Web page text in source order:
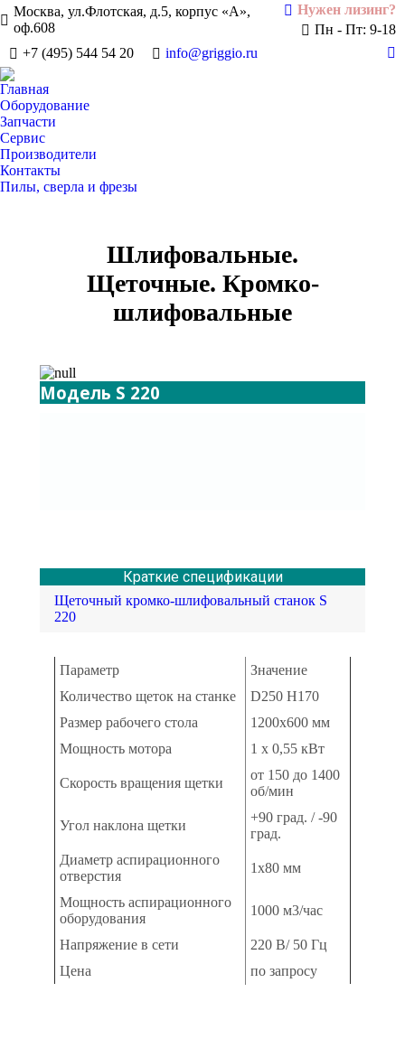
Москва, ул.Флотская, д.5, корпус «А»,
оф.608
+7 (495) 544 54 20
info@griggio.ru
Нужен лизинг?
Пн - Пт: 9-18
Главная
Оборудование
Запчасти
Сервис
Производители
Контакты
Пилы, сверла и фрезы
Шлифовальные.
Щеточные. Кромко-
шлифовальные
Модель S 220
Краткие спецификации
Щеточный кромко-шлифовальный станок S
220
Параметр
Значение
Количество щеток на станке
D250 H170
Размер рабочего стола
1200х600 мм
Мощность мотора
1 х 0,55 кВт
Скорость вращения щетки
от 150 до 1400
об/мин
Угол наклона щетки
+90 град. / -90
град.
Диаметр аспирационного
отверстия
1х80 мм
Мощность аспирационного
оборудования
1000 м3/час
Напряжение в сети
220 В/ 50 Гц
Цена
по запросу